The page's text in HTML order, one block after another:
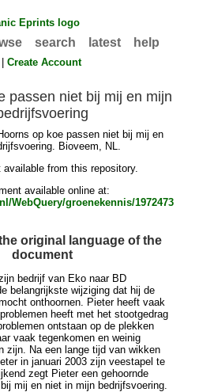
search latest help
|Create Account
passen niet bij mij en mijn
op koe passen niet bij mij en
Bioveem, NL.
available from this repository.
available online at:
WebQuery/groenekennis/1972473
original language of the
document
bedrijf van Eko naar BD
belangrijkste wijziging dat hij de
onthoornen. Pieter heeft vaak
heeft met het stootgedrag
ontstaan op de plekken
vaak tegenkomen en weinig
zijn. Na een lange tijd van wikken
in januari 2003 zijn veestapel te
zegt Pieter een gehoornde
mij en niet in mijn bedrijfsvoering.